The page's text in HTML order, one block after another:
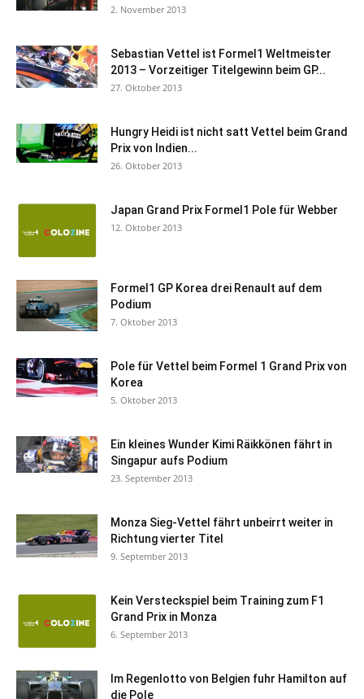
2. November 2013
Sebastian Vettel ist Formel1 Weltmeister
2013 – Vorzeitiger Titelgewinn beim GP...
27. Oktober 2013
Hungry Heidi ist nicht satt Vettel beim Grand
Prix von Indien...
26. Oktober 2013
Japan Grand Prix Formel1 Pole für Webber
12. Oktober 2013
Formel1 GP Korea drei Renault auf dem
Podium
7. Oktober 2013
Pole für Vettel beim Formel 1 Grand Prix von
Korea
5. Oktober 2013
Ein kleines Wunder Kimi Räikkönen fährt in
Singapur aufs Podium
23. September 2013
Monza Sieg-Vettel fährt unbeirrt weiter in
Richtung vierter Titel
9. September 2013
Kein Versteckspiel beim Training zum F1
Grand Prix in Monza
6. September 2013
Im Regenlotto von Belgien fuhr Hamilton auf
die Pole